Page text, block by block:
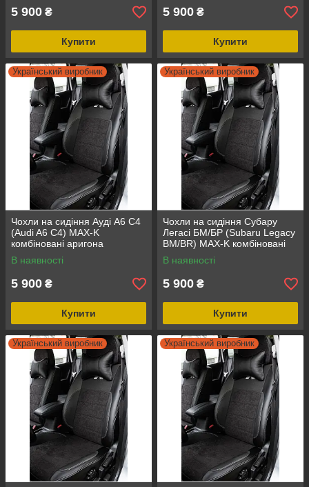
5 900 ₴
Купити
5 900 ₴
Купити
Український виробник
Чохли на сидіння Ауді А6 С4
(Audi A6 C4) MAX-K
комбіновані аригона
алькантара
В наявності
5 900 ₴
Купити
Український виробник
Чохли на сидіння Субару
Легасі БМ/БР (Subaru Legacy
BM/BR) MAX-K комбіновані
аригона алькантара
В наявності
5 900 ₴
Купити
Український виробник Український виробник